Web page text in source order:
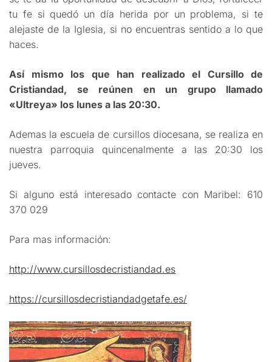
tu fe si quedó un día herida por un problema, si te
alejaste de la Iglesia, si no encuentras sentido a lo que
haces.
Así mismo los que han realizado el Cursillo de
Cristiandad, se reúnen en un grupo llamado
«Ultreya» los lunes a las 20:30.
Ademas la escuela de cursillos diocesana, se realiza en
nuestra parroquia quincenalmente a las 20:30 los
jueves.
Si alguno está interesado contacte con Maribel: 610
370 029
Para mas información:
http://www.cursillosdecristiandad.es
https://cursillosdecristiandadgetafe.es/